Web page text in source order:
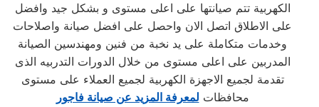
الكهربية تتم صيانتها على اعلى مستوى و بشكل جيد وافضل
على الاطلاق اتصل الان واحصل على افضل صيانة واصلاحات
وخدمات متكاملة على يد نخبة من فنين ومهندسين الصيانة
المدربين على اعلى مستوى من خلال الدورات التدربيه الذى
تقدمة لجميع الاجهزة الكهربية لجميع العملاء على مستوى
محافظات لمعرفة المزيد عن صيانة فاجور